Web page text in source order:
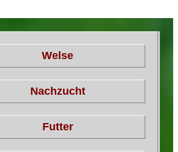
Welse
Nachzucht
Futter